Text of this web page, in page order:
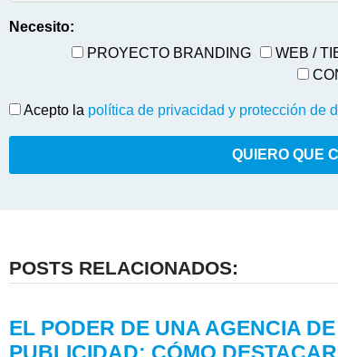
Necesito:
PROYECTO BRANDING
WEB /
Acepto la política de privacidad y protección de
QUIERO QUE
POSTS RELACIONADOS:
EL PODER DE UNA AGENCIA DE